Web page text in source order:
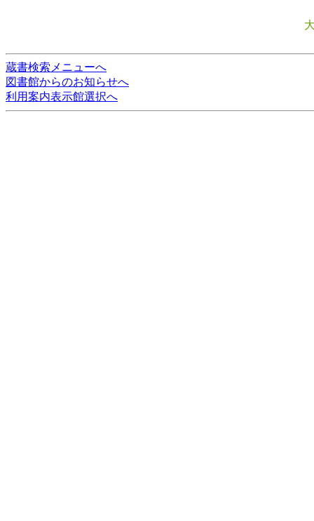
蔵書検索メニューへ
図書館からのお知らせへ
利用案内表示館選択へ